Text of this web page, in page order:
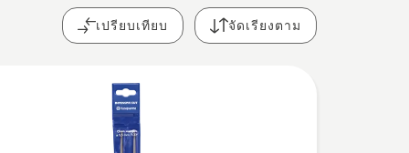
เปรียบเทียบ จัดเรียงตาม